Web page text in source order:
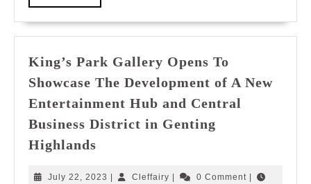
Persatuan
Kebajikan
Kanak-
Istimewa
Insan&Sealed
MOU
and
More
King’s Park Gallery Opens To
Showcase The Development of A New
Entertainment Hub and Central
Business District in Genting
Highlands
Gallery
July 22, 2023 July
Cleffairy Cleffairy0 Comment